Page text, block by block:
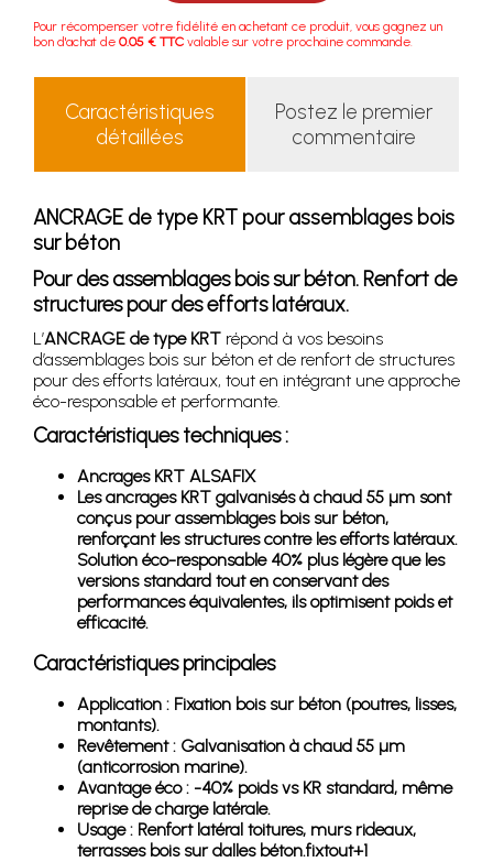
Pour récompenser votre fidélité en achetant ce produit, vous gagnez un
bon d'achat de 0.05 € TTC valable sur votre prochaine commande.
Caractéristiques
détaillées
Postez le premier
commentaire
ANCRAGE de type KRT pour assemblages bois
sur béton
Pour des assemblages bois sur béton. Renfort de
structures pour des efforts latéraux.
L’ANCRAGE de type KRT répond à vos besoins
d’assemblages bois sur béton et de renfort de structures
pour des efforts latéraux, tout en intégrant une approche
éco-responsable et performante.
Caractéristiques techniques :
Ancrages KRT ALSAFIX
Les ancrages KRT galvanisés à chaud 55 µm sont
conçus pour assemblages bois sur béton,
renforçant les structures contre les efforts latéraux.
Solution éco-responsable 40% plus légère que les
versions standard tout en conservant des
performances équivalentes, ils optimisent poids et
efficacité.
Caractéristiques principales
Application : Fixation bois sur béton (poutres, lisses,
montants).
Revêtement : Galvanisation à chaud 55 µm
(anticorrosion marine).
Avantage éco : -40% poids vs KR standard, même
reprise de charge latérale.
Usage : Renfort latéral toitures, murs rideaux,
terrasses bois sur dalles béton.fixtout+1